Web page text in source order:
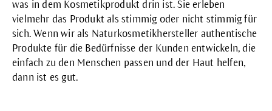
was in dem Kosmetikprodukt drin ist. Sie erleben
vielmehr das Produkt als stimmig oder nicht stimmig für
sich. Wenn wir als Naturkosmetikhersteller authentische
Produkte für die Bedürfnisse der Kunden entwickeln, die
einfach zu den Menschen passen und der Haut helfen,
dann ist es gut.